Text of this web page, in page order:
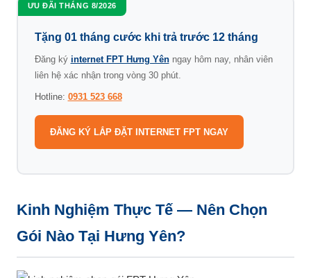
ƯU ĐÃI THÁNG 8/2026
Tặng 01 tháng cước khi trả trước 12 tháng
Đăng ký internet FPT Hưng Yênngay hôm nay, nhân viên
liên hệ xác nhận trong vòng 30 phút.
Hotline: 0931 523 668
ĐĂNG KÝ LẮP ĐẶT INTERNET FPT NGAY
Kinh Nghiệm Thực Tế — Nên Chọn
Gói Nào Tại Hưng Yên?